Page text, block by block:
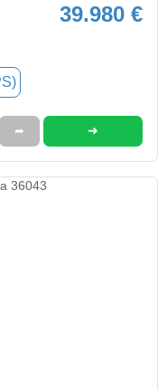
39.980 €
➦ ➜